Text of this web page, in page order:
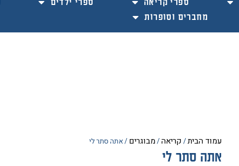
ספרי קריאה ספרי ילדים
מחברים וסופרות
עמוד הבית/קריאה/מבוגרים/ אתה סתר לי
אתה סתר לי